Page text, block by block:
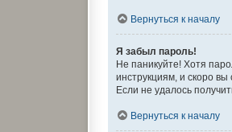
Вернуться к началу
Я забыл пароль!
Не паникуйте! Хотя
инструкциям, и скоро
Если не удалось
Вернуться к началу